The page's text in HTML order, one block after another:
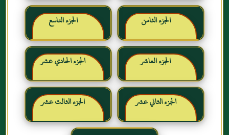
الجزء الثامن الجزء التاسع
الجزء العاشر الجزء الحادي عشر
الجزء الثاني عشر الجزء الثالث عشر